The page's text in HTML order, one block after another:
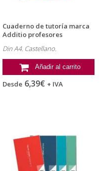
Cuaderno de tutoría marca
Additio profesores
Din A4. Castellano.
Añadir al carrito
Desde 6,39€ + IVA